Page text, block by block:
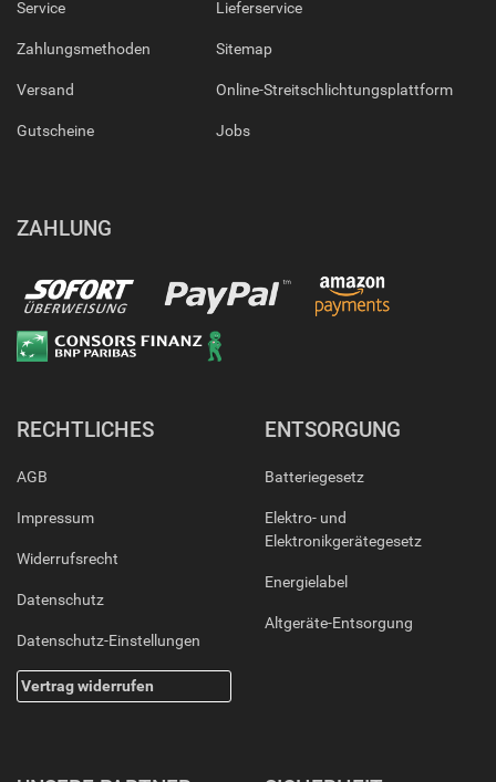
Service
Zahlungsmethoden
Versand
Gutscheine
Lieferservice
Sitemap
Online-Streitschlichtungsplattform
Jobs
ZAHLUNG
RECHTLICHES
AGB
Impressum
Widerrufsrecht
Datenschutz
Datenschutz-Einstellungen
Vertrag widerrufen
ENTSORGUNG
Batteriegesetz
Elektro- und
Elektronikgerätegesetz
Energielabel
Altgeräte-Entsorgung